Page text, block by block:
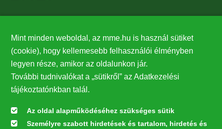
27224
Hírlevél feliratkozás
Értesüljön elsőként legfrissebb híreinkről, eseményeinkről!
Feliratkozás
Mint minden weboldal, az mme.hu is használ sütiket
(cookie), hogy kellemesebb felhasználói élményben
legyen része, amikor az oldalunkon jár.
További tudnivalókat a „sütikről” az Adatkezelési
tájékoztatónkban talál.
Az oldal alapműködéséhez szükséges sütik
Személyre szabott hirdetések és tartalom, hirdetés és